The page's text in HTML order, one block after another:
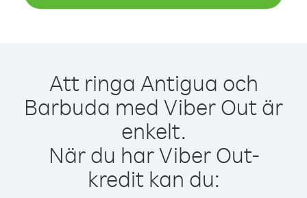
Att ringa Antigua och
Barbuda med Viber Out är
enkelt.
När du har Viber Out-
kredit kan du: